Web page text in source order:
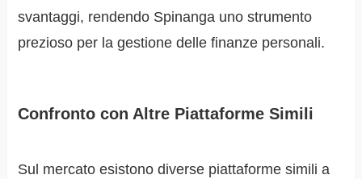
svantaggi, rendendo Spinanga uno strumento
prezioso per la gestione delle finanze personali.
Confronto con Altre Piattaforme Simili
Sul mercato esistono diverse piattaforme simili a